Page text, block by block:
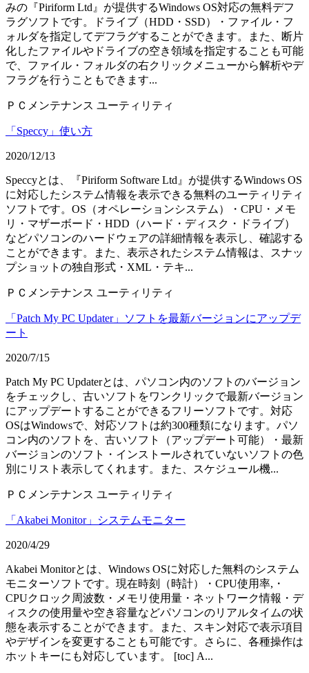
みの『Piriform Ltd』が提供するWindows OS対応の無料デフ
ラグソフトです。ドライブ（HDD・SSD）・ファイル・フ
ォルダを指定してデフラグすることができます。また、断片
化したファイルやドライブの空き領域を指定することも可能
で、ファイル・フォルダの右クリックメニューから解析やデ
フラグを行うこともできます...
ＰＣメンテナンス ユーティリティ
「Speccy」使い方
2020/12/13
Speccyとは、『Piriform Software Ltd』が提供するWindows OS
に対応したシステム情報を表示できる無料のユーティリティ
ソフトです。OS（オペレーションシステム）・CPU・メモ
リ・マザーボード・HDD（ハード・ディスク・ドライブ）
などパソコンのハードウェアの詳細情報を表示し、確認する
ことができます。また、表示されたシステム情報は、スナッ
プショットの独自形式・XML・テキ...
ＰＣメンテナンス ユーティリティ
「Patch My PC Updater」ソフトを最新バージョンにアップデ
ート
2020/7/15
Patch My PC Updaterとは、パソコン内のソフトのバージョン
をチェックし、古いソフトをワンクリックで最新バージョン
にアップデートすることができるフリーソフトです。対応
OSはWindowsで、対応ソフトは約300種類になります。パソ
コン内のソフトを、古いソフト（アップデート可能）・最新
バージョンのソフト・インストールされていないソフトの色
別にリスト表示してくれます。また、スケジュール機...
ＰＣメンテナンス ユーティリティ
「Akabei Monitor」システムモニター
2020/4/29
Akabei Monitorとは、Windows OSに対応した無料のシステム
モニターソフトです。現在時刻（時計）・CPU使用率,・
CPUクロック周波数・メモリ使用量・ネットワーク情報・デ
ィスクの使用量や空き容量などパソコンのリアルタイムの状
態を表示することができます。また、スキン対応で表示項目
やデザインを変更することも可能です。さらに、各種操作は
ホットキーにも対応しています。 [toc] A...